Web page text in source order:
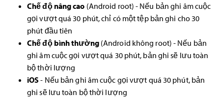
Chế độ nâng cao (Android root) - Nếu bản ghi âm cuộc
gọi vượt quá 30 phút, chỉ có một tệp bản ghi cho 30
phút đầu tiên
Chế độ bình thường(Android không root) - Nếu bản
ghi âm cuộc gọi vượt quá 30 phút, bản ghi sẽ lưu toàn
bộ thời lượng
iOS - Nếu bản ghi âm cuộc gọi vượt quá 30 phút, bản
ghi sẽ lưu toàn bộ thời lượng